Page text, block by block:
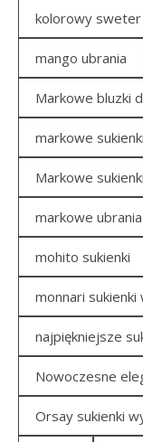
kolorowy sweter
mango ubrania
Markowe bluzki
markowe
Markowe
markowe
mohito sukienki
monnari
najpiękniejsze
Nowoczesne
Orsay sukienki